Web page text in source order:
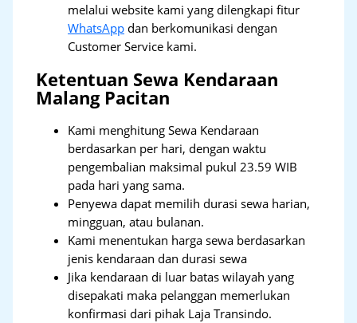
melalui website kami yang dilengkapi fitur
WhatsApp dan berkomunikasi dengan
Customer Service kami.
Ketentuan Sewa Kendaraan
Malang Pacitan
Kami menghitung Sewa Kendaraan
berdasarkan per hari, dengan waktu
pengembalian maksimal pukul 23.59 WIB
pada hari yang sama.
Penyewa dapat memilih durasi sewa harian,
mingguan, atau bulanan.
Kami menentukan harga sewa berdasarkan
jenis kendaraan dan durasi sewa
Jika kendaraan di luar batas wilayah yang
disepakati maka pelanggan memerlukan
konfirmasi dari pihak Laja Transindo.